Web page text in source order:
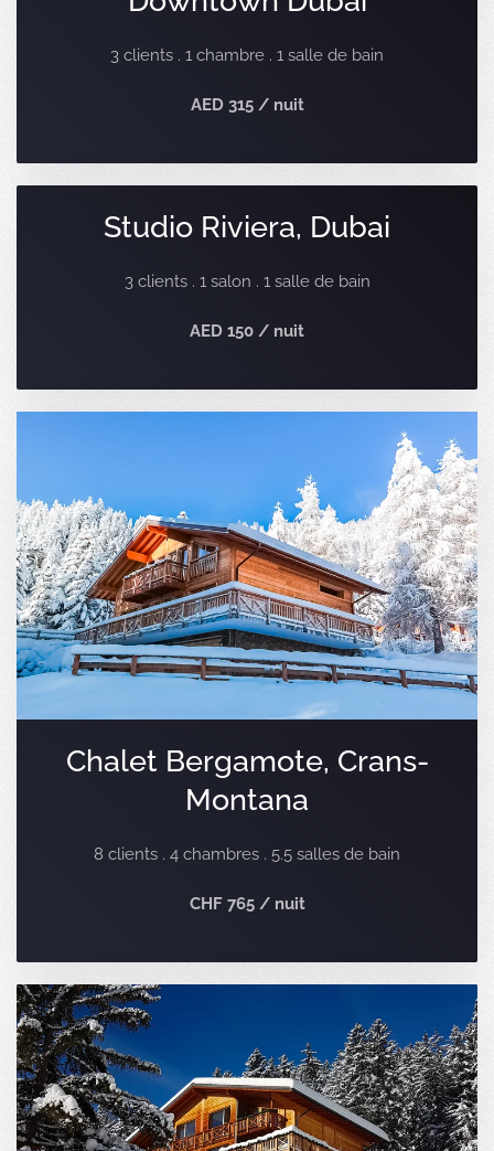
3 clients . 1 chambre . 1 salle de bain
AED 315 / nuit
Studio Riviera, Dubai
3 clients . 1 salon . 1 salle de bain
AED 150 / nuit
Chalet Bergamote, Crans-
Montana
8 clients . 4 chambres . 5.5 salles de bain
CHF 765 / nuit